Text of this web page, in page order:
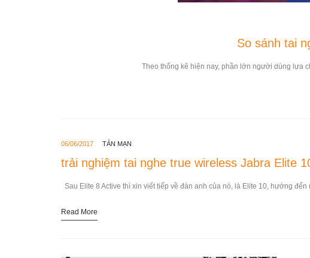
So sánh tai
Theo thống kê hiện nay, phần lớn người dùng lựa
06/06/2017 TẢN MẠN
trải nghiệm tai nghe true wireless Jabra Elite
Sau Elite 8 Active thì xin viết tiếp về đàn anh của nó, là Elite 10, hướng
Read More